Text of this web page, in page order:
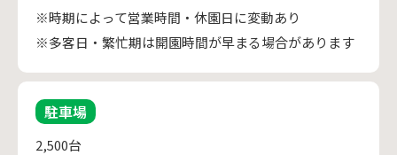
※時期によって営業時間・休園日に変動あり
※多客日・繁忙期は開園時間が早まる場合があります
駐車場
2,500台